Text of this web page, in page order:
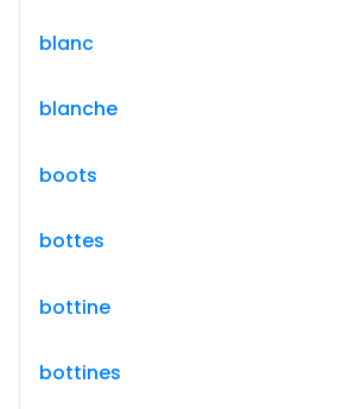
blanc
blanche
boots
bottes
bottine
bottines